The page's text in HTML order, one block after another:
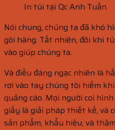
In túi tại Qc Anh Tuấn
Nói chung, chúng ta đã khó
gói hàng. Tất nhiên, đôi khi
vào giúp chúng ta.
Và điều đáng ngạc nhiên là
rơi vào tay chúng tôi hiếm
quảng cáo. Mọi người coi
giấy là giải pháp thiết kế, và
sản phẩm, khẩu hiệu, và